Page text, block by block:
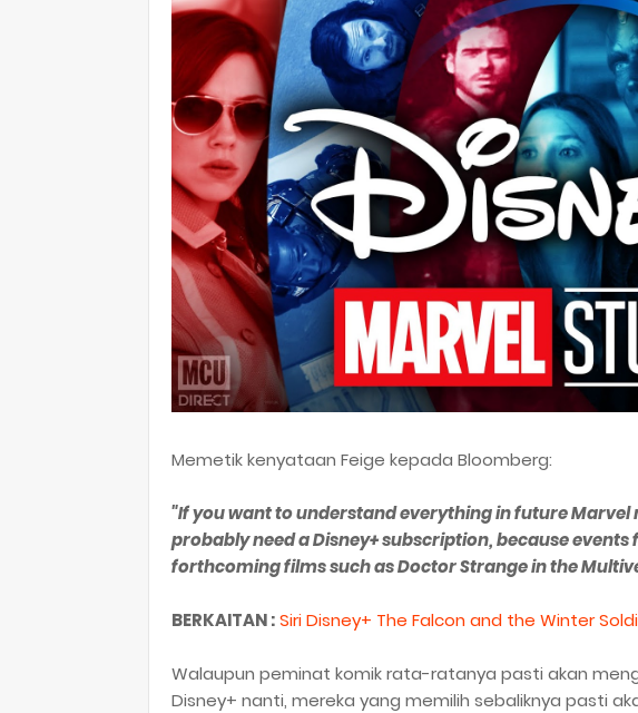
Memetik kenyataan Feige kepada Bloomberg:
"If you want to understand everything in future Marvel
probably need a Disney+ subscription, because
forthcoming films such as Doctor Strange in the
BERKAITAN :Siri Disney+ The Falcon and the Winter
Walaupun peminat komik rata-ratanya pasti akan
Disney+ nanti, mereka yang memilih sebaliknya pasti